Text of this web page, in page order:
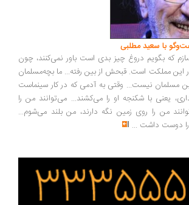
با سعید مطلبی
که بگویم دروغ چیز بدی است باور نمی‌کنند، چون
این مملکت است. قبحش از بین رفته... ما بچه‌مسلمان
مسلمان نیست... وقتی به آدمی که در کار سینماست
یعنی با شکنجه او را می‌کشند... می‌توانند من را
من را روی زمین نگه دارند، من بلند می‌شوم...
را دوست داشت ...